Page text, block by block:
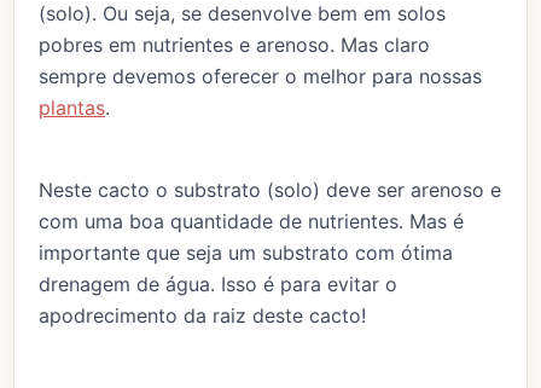
(solo). Ou seja, se desenvolve bem em solos
pobres em nutrientes e arenoso. Mas claro
sempre devemos oferecer o melhor para nossas
plantas.
Neste cacto o substrato (solo) deve ser arenoso e
com uma boa quantidade de nutrientes. Mas é
importante que seja um substrato com ótima
drenagem de água. Isso é para evitar o
apodrecimento da raiz deste cacto!